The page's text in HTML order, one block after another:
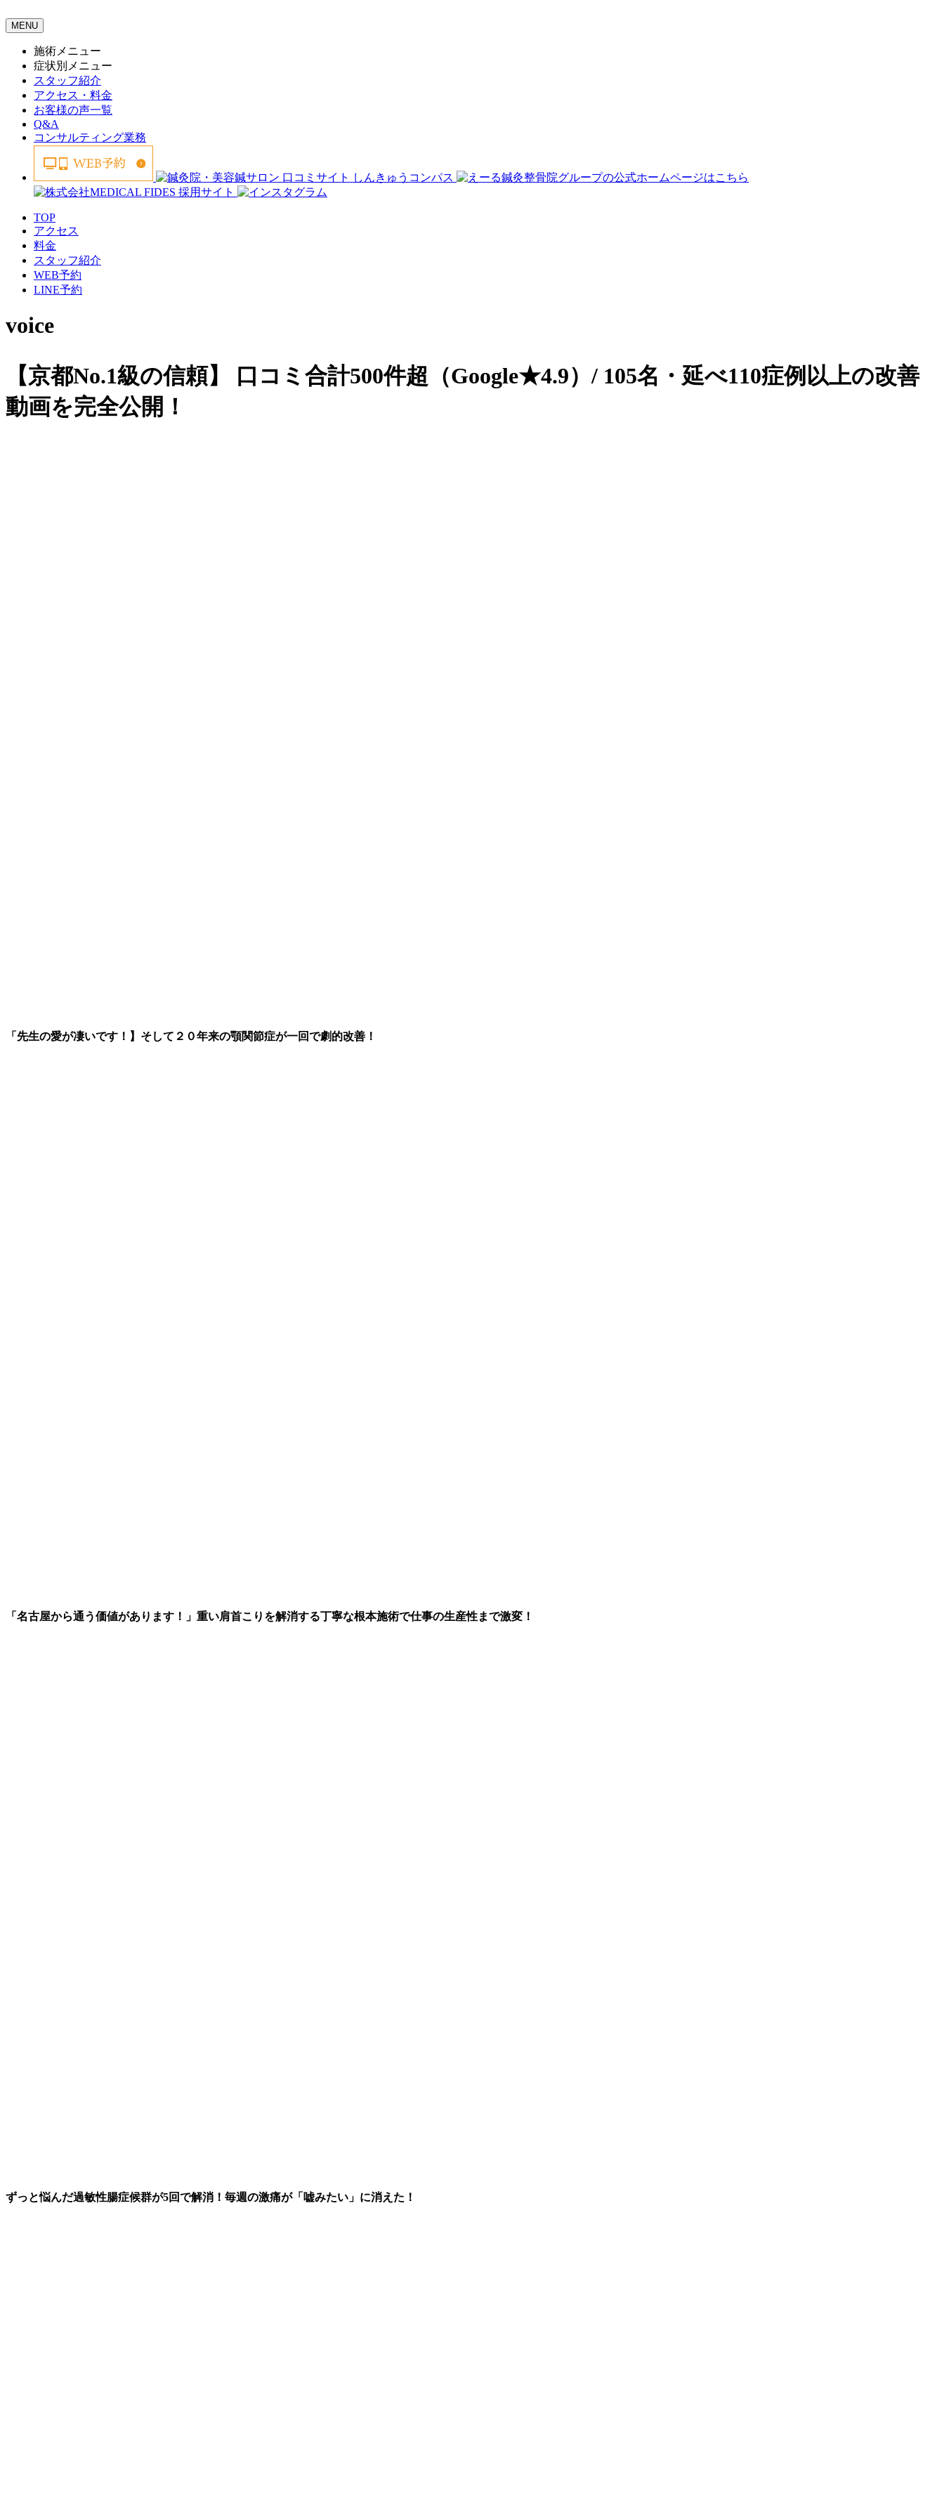
MENU
施術メニュー
症状別メニュー
スタッフ紹介
アクセス・料金
お客様の声一覧
Q&A
コンサルティング業務
TOP
アクセス
料金
スタッフ紹介
WEB予約
LINE予約
voice
【京都No.1級の信頼】
口コミ合計500件超（Google★4.9）/ 105名・延べ110症例以上の改善
動画を完全公開！
「先生の愛が凄いです！】そして２０年来の顎関節症が一回で劇的改善！
「名古屋から通う価値があります！」重い肩首こりを解消する丁寧な根本施術で仕事の生産性まで激変！
ずっと悩んだ過敏性腸症候群が5回で解消！毎週の激痛が「嘘みたい」に消えた！